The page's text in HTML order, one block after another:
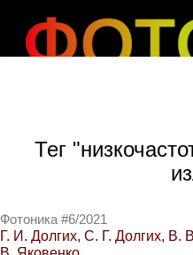
Тег
Фотоника #6/2021
Г. И. Долгих, С. Г. Долгих,